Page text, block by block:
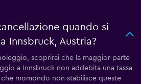
quando si
Innsbruck, Austria?
scoprirai che la maggior parte
a Innsbruck non addebita una tassa
momondo non stabilisce queste